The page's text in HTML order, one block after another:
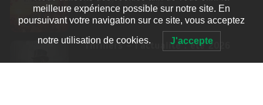
0 3 052 words
Thrillers – l’actualité : été 2026
meilleure expérience possible sur notre site. En
poursuivant votre navigation sur ce site, vous acceptez
notre utilisation de cookies. J'accepte